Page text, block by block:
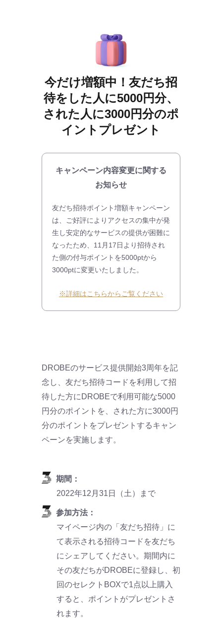
今だけ増額中！友だち招
待をした人に5000円分、
された人に3000円分のポ
イントプレゼント
キャンペーン内容変更に関する
お知らせ
友だち招待ポイント増額キャンペーン
は、ご好評によりアクセスの集中が発
生し安定的なサービスの提供が困難に
なったため、11月17日より招待され
た側の付与ポイントを5000ptから
3000ptに変更いたしました。
※詳細はこちらからご覧ください
DROBEのサービス提供開始3周年を記
念し、友だち招待コードを利用して招
待した方にDROBEで利用可能な5000
円分のポイントを、された方に3000円
分のポイントをプレゼントするキャン
ペーンを実施します。
期間：
2022年12月31日（土）まで
参加方法：
マイページ内の「友だち招待」に
て表示される招待コードを友だち
にシェアしてください。期間内に
その友だちがDROBEに登録し、初
回のセレクトBOXで1点以上購入
すると、ポイントがプレゼントさ
れます。